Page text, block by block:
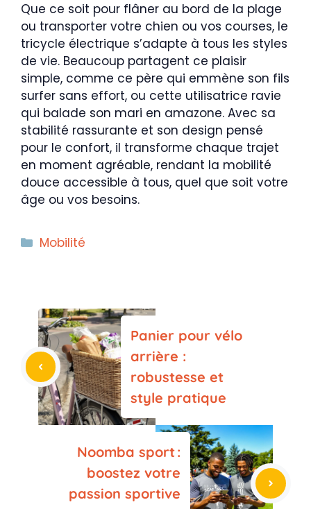
Que ce soit pour flâner au bord de la plage
ou transporter votre chien ou vos courses, le
tricycle électrique s’adapte à tous les styles
de vie. Beaucoup partagent ce plaisir
simple, comme ce père qui emmène son fils
surfer sans effort, ou cette utilisatrice ravie
qui balade son mari en amazone. Avec sa
stabilité rassurante et son design pensé
pour le confort, il transforme chaque trajet
en moment agréable, rendant la mobilité
douce accessible à tous, quel que soit votre
âge ou vos besoins.
Catégories
Mobilité
Panier pour vélo
arrière :
robustesse et
style pratique
Noomba sport :
boostez votre
passion sportive